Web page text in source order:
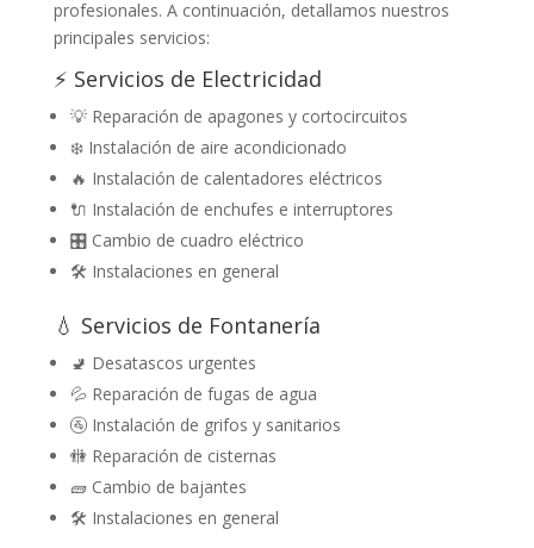
profesionales. A continuación, detallamos nuestros
principales servicios:
⚡ Servicios de Electricidad
💡 Reparación de apagones y cortocircuitos
❄️ Instalación de aire acondicionado
🔥 Instalación de calentadores eléctricos
🔌 Instalación de enchufes e interruptores
🎛️ Cambio de cuadro eléctrico
🛠️ Instalaciones en general
💧 Servicios de Fontanería
🚽 Desatascos urgentes
💦 Reparación de fugas de agua
🚰 Instalación de grifos y sanitarios
🚻 Reparación de cisternas
🧱 Cambio de bajantes
🛠️ Instalaciones en general